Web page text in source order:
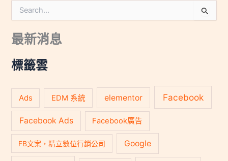
尋
鍵
:
最新消息
標籤雲
Ads EDM 系統 elementor Facebook
Facebook Ads Facebook廣告
FB文案，精立數位行銷公司 Google